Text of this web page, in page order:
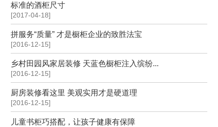
标准的酒柜尺寸
[2017-04-18]
拼服务“质量” 才是橱柜企业的致胜法宝
[2016-12-15]
乡村田园风家居装修 天蓝色橱柜注入缤纷...
[2016-12-15]
厨房装修看这里 美观实用才是硬道理
[2016-12-15]
儿童书柜巧搭配，让孩子健康有保障